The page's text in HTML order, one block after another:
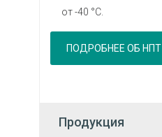
от -40 °С.
ПОДРОБНЕЕ ОБ НПТ
Продукция